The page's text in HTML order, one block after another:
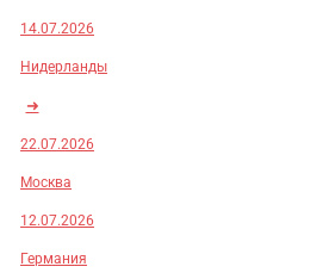
14.07.2026
Нидерланды
➜
22.07.2026
Москва
12.07.2026
Германия